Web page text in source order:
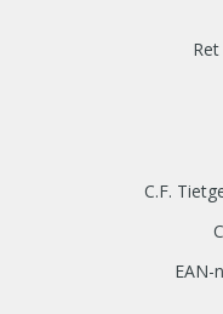
C.F.
EAN-